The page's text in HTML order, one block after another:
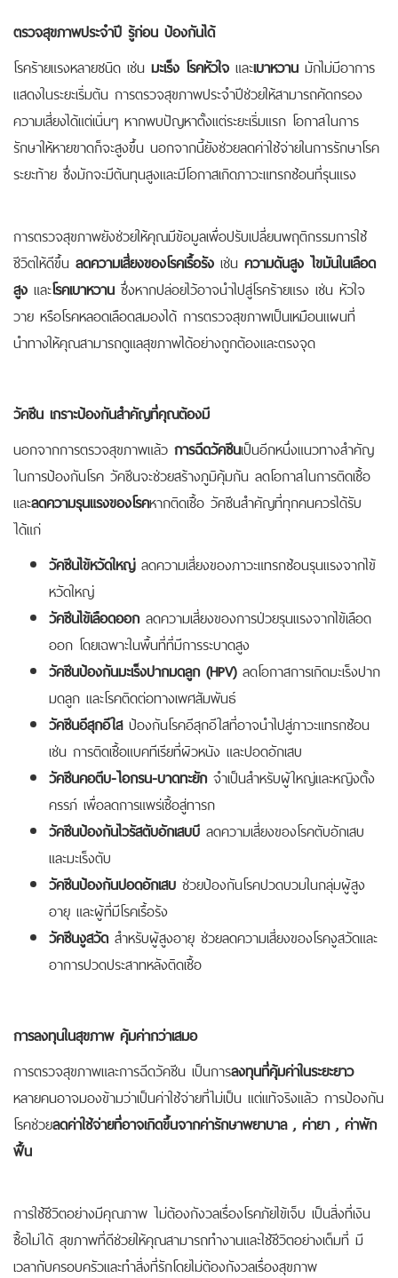
ตรวจสุขภาพประจำปี รู้ก่อน ป้องกันได้
โรคร้ายแรงหลายชนิด เช่น มะเร็ง โรคหัวใจ และเบาหวาน มักไม่มีอาการ
แสดงในระยะเริ่มต้น การตรวจสุขภาพประจำปีช่วยให้สามารถคัดกรอง
ความเสี่ยงได้แต่เนิ่นๆ หากพบปัญหาตั้งแต่ระยะเริ่มแรก โอกาสในการ
รักษาให้หายขาดก็จะสูงขึ้น นอกจากนี้ยังช่วยลดค่าใช้จ่ายในการรักษาโรค
ระยะท้าย ซึ่งมักจะมีต้นทุนสูงและมีโอกาสเกิดภาวะแทรกซ้อนที่รุนแรง
การตรวจสุขภาพยังช่วยให้คุณมีข้อมูลเพื่อปรับเปลี่ยนพฤติกรรมการใช้
ชีวิตให้ดีขึ้น ลดความเสี่ยงของโรคเรื้อรัง เช่น ความดันสูง ไขมันในเลือด
สูง และโรคเบาหวาน ซึ่งหากปล่อยไว้อาจนำไปสู่โรคร้ายแรง เช่น หัวใจ
วาย หรือโรคหลอดเลือดสมองได้ การตรวจสุขภาพเป็นเหมือนแผนที่
นำทางให้คุณสามารถดูแลสุขภาพได้อย่างถูกต้องและตรงจุด
วัคซีน เกราะป้องกันสำคัญที่คุณต้องมี
นอกจากการตรวจสุขภาพแล้ว การฉีดวัคซีนเป็นอีกหนึ่งแนวทางสำคัญ
ในการป้องกันโรค วัคซีนจะช่วยสร้างภูมิคุ้มกัน ลดโอกาสในการติดเชื้อ
และลดความรุนแรงของโรคหากติดเชื้อ วัคซีนสำคัญที่ทุกคนควรได้รับ
ได้แก่
วัคซีนไข้หวัดใหญ่ลดความเสี่ยงของภาวะแทรกซ้อนรุนแรงจากไข้
หวัดใหญ่
วัคซีนไข้เลือดออก ลดความเสี่ยงของการป่วยรุนแรงจากไข้เลือด
ออก โดยเฉพาะในพื้นที่ที่มีการระบาดสูง
วัคซีนป้องกันมะเร็งปากมดลูก (HPV)ลดโอกาสการเกิดมะเร็งปาก
มดลูก และโรคติดต่อทางเพศสัมพันธ์
วัคซีนอีสุกอีใสป้องกันโรคอีสุกอีใสที่อาจนำไปสู่ภาวะแทรกซ้อน
เช่น การติดเชื้อแบคทีเรียที่ผิวหนัง และปอดอักเสบ
วัคซีนคอตีบ-ไอกรน-บาดทะยัก จำเป็นสำหรับผู้ใหญ่และหญิงตั้ง
ครรภ์ เพื่อลดการแพร่เชื้อสู่ทารก
วัคซีนป้องกันไวรัสตับอักเสบบี ลดความเสี่ยงของโรคตับอักเสบ
และมะเร็งตับ
วัคซีนป้องกันปอดอักเสบ ช่วยป้องกันโรคปวดบวมในกลุ่มผู้สูง
อายุ และผู้ที่มีโรคเรื้อรัง
วัคซีนงูสวัด สำหรับผู้สูงอายุ ช่วยลดความเสี่ยงของโรคงูสวัดและ
อาการปวดประสาทหลังติดเชื้อ
การลงทุนในสุขภาพ คุ้มค่ากว่าเสมอ
การตรวจสุขภาพและการฉีดวัคซีน เป็นการลงทุนที่คุ้มค่าในระยะยาว
หลายคนอาจมองข้ามว่าเป็นค่าใช้จ่ายที่ไม่เป็น แต่แท้จริงแล้ว การป้องกัน
โรคช่วยลดค่าใช้จ่ายที่อาจเกิดขึ้นจากค่ารักษาพยาบาล , ค่ายา , ค่าพัก
ฟื้น
การใช้ชีวิตอย่างมีคุณภาพ ไม่ต้องกังวลเรื่องโรคภัยไข้เจ็บ เป็นสิ่งที่เงิน
ซื้อไม่ได้ สุขภาพที่ดีช่วยให้คุณสามารถทำงานและใช้ชีวิตอย่างเต็มที่ มี
เวลากับครอบครัวและทำสิ่งที่รักโดยไม่ต้องกังวลเรื่องสุขภาพ